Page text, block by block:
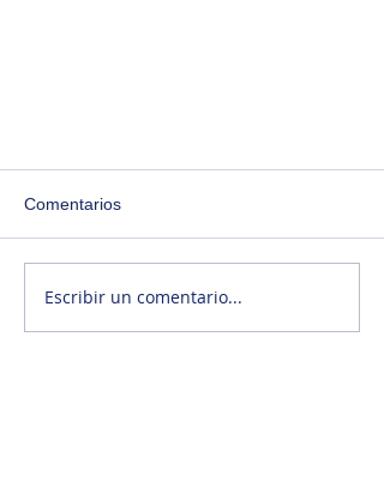
¡Estrenamos blog!
Comentarios
Escribir un comentario...